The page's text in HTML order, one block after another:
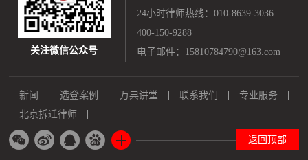
关注微信公众号
24小时律师热线：010-8639-3036
400-150-9288
电子邮件：15810784790@163.com
新闻 选登案例 万典讲堂 联系我们
专业服务
北京拆迁律师
返回顶部